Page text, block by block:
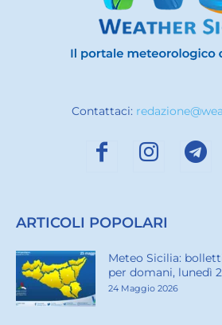
Contattaci:
ARTICOLI POPOLARI
Meteo Sicilia:
per domani, lunedì
24 Maggio 2026